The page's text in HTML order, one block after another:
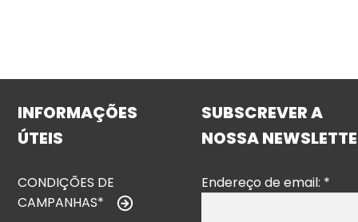
INFORMAÇÕES
ÚTEIS
CONDIÇÕES DE
CAMPANHAS*
SUBSCREVER A
NOSSA
Endereço de email: *